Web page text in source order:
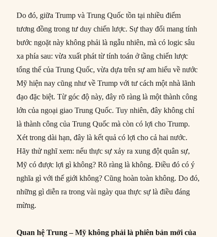
Do đó, giữa Trump và Trung Quốc tồn tại nhiều điểm
tương đồng trong tư duy chiến lược. Sự thay đổi mang tính
bước ngoặt này không phải là ngẫu nhiên, mà có logic sâu
xa phía sau: vừa xuất phát từ tính toán ở tầng chiến lược
tổng thể của Trung Quốc, vừa dựa trên sự am hiểu về nước
Mỹ hiện nay cũng như về Trump với tư cách một nhà lãnh
đạo đặc biệt. Từ góc độ này, đây rõ ràng là một thành công
lớn của ngoại giao Trung Quốc. Tuy nhiên, đây không chỉ
là thành công của Trung Quốc mà còn có lợi cho Trump.
Xét trong dài hạn, đây là kết quả có lợi cho cả hai nước.
Hãy thử nghĩ xem: nếu thực sự xảy ra xung đột quân sự,
Mỹ có được lợi gì không? Rõ ràng là không. Điều đó có ý
nghĩa gì với thế giới không? Cũng hoàn toàn không. Do đó,
những gì diễn ra trong vài ngày qua thực sự là điều đáng
mừng.
Quan hệ Trung – Mỹ không phải là phiên bản mới của